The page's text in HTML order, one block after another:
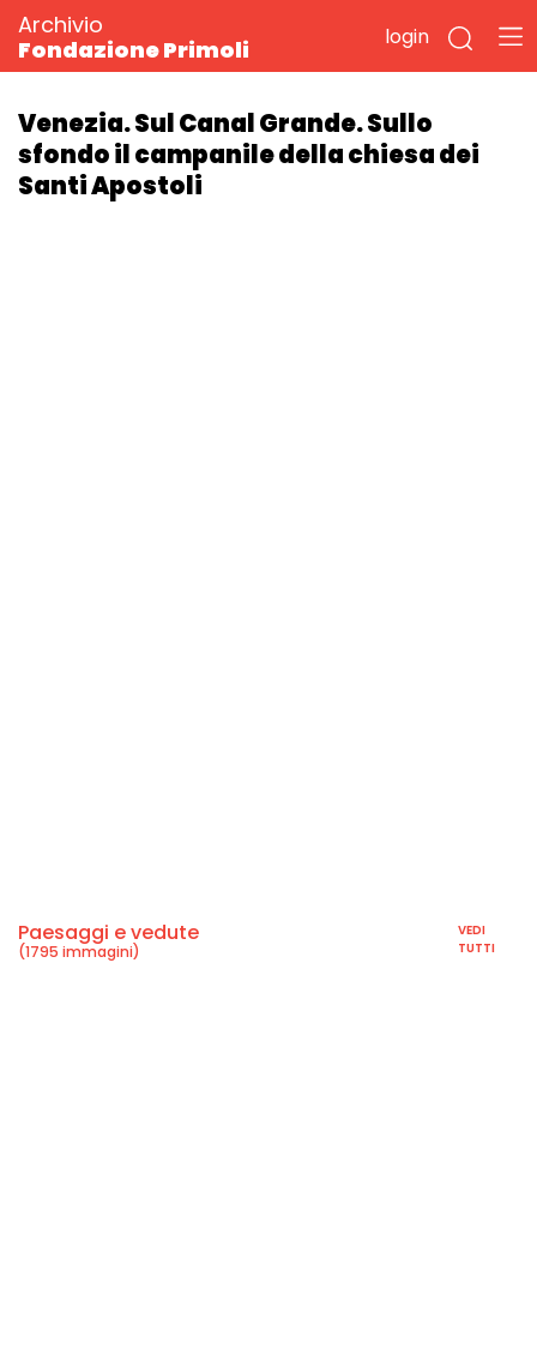
Archivio
Fondazione Primoli
login
Venezia. Sul Canal Grande. Sullo
sfondo il campanile della chiesa dei
Santi Apostoli
Paesaggi e vedute
(1795 immagini)
VEDI
TUTTI